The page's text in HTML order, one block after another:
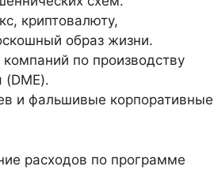
криптовалюту,
образ жизни.
компаний по производству
(DME).
и фальшивые корпоративные
расходов по программе